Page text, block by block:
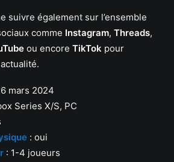
suivre également sur l’ensemble
comme Instagram, Threads,
ou encore TikTok pour
mars 2024
Series X/S, PC
: oui
: 1-4 joueurs